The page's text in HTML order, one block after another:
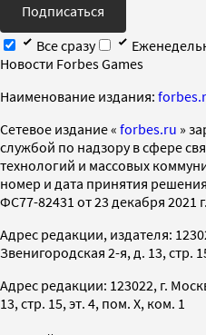
Подписаться
Все сразу
Новости Forbes Games
Наименование издания:
Cетевое издание « forbes.ru »
службой по надзору в сфере
технологий и массовых
номер и дата принятия
ФС77-82431 от 23 декабря 2021 г.
Адрес редакции, издателя:
Звенигородская 2-я, д. 13, стр.
Адрес редакции: 123022, г.
13, стр. 15, эт. 4, пом. X, ком. 1